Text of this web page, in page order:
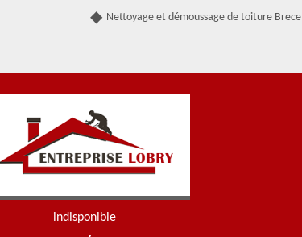
Nettoyage et démoussage de toiture Brece
indisponible